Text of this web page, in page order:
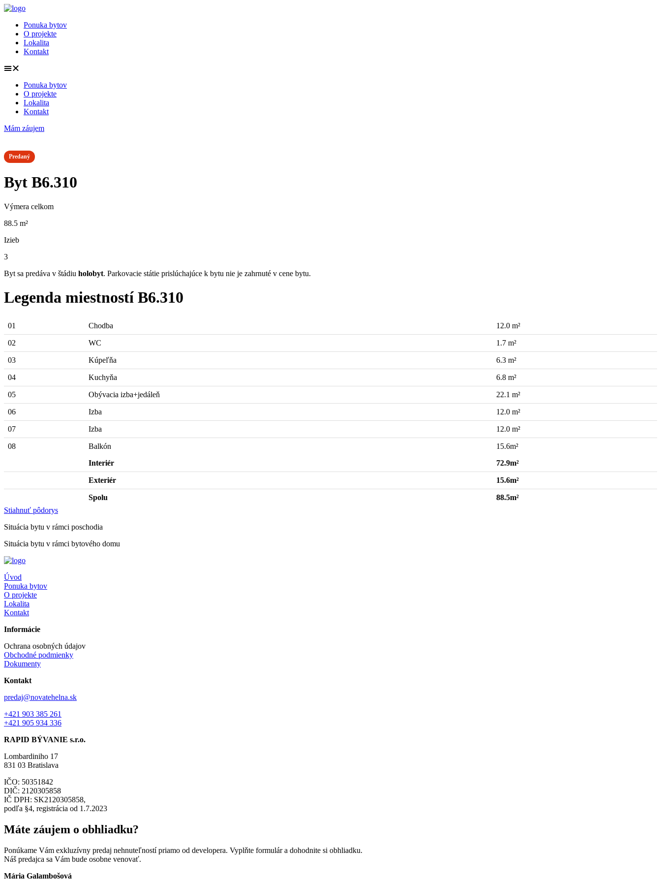
Preskočiť
obsah
Ponuka bytov
O projekte
Lokalita
Kontakt
Ponuka bytov
O projekte
Lokalita
Kontakt
Mám záujem
Predaný
Byt B6.310
Výmera celkom
88.5 m²
Izieb
3
Byt sa predáva v štádiu holobyt. Parkovacie státie prislúchajúce k bytu nie je zahrnuté v cene bytu.
Legenda miestností B6.310
01 Chodba 12.0 m²
02 WC 1.7 m²
03 Kúpeľňa 6.3 m²
04 Kuchyňa 6.8 m²
05 Obývacia izba+jedáleň 22.1 m²
06 Izba 12.0 m²
07 Izba 12.0 m²
08 Balkón
15.6m²
Interiér
72.9m²
Exteriér 15.6m²
Spolu
88.5m²
Stiahnuť pôdorys
Situácia bytu v rámci poschodia
Situácia bytu v rámci bytového domu
Úvod
Ponuka bytov
O projekte
Lokalita
Kontakt
Informácie
Ochrana osobných údajov
Obchodné podmienky
Dokumenty
Kontakt
predaj@novatehelna.sk
+421 903 385 261
+421 905 934 336
RAPID BÝVANIE s.r.o.
Lombardiniho 17
831 03 Bratislava
IČO: 50351842
DIČ: 2120305858
IČ DPH: SK2120305858,
podľa §4, registrácia od 1.7.2023
Máte záujem o obhliadku?
Ponúkame Vám exkluzívny predaj nehnuteľností priamo od developera. Vyplňte formulár a dohodnite si obhliadku.
Náš predajca sa Vám bude osobne venovať.
Mária Galambošová